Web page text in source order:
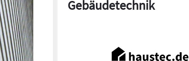
Gebäudetechnik